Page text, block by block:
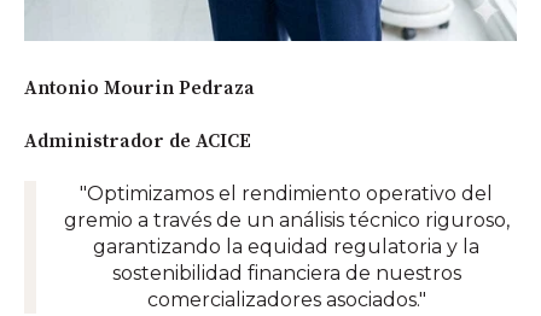
Antonio Mourin Pedraza
Administrador de ACICE
"Optimizamos el rendimiento operativo del
gremio a través de un análisis técnico riguroso,
garantizando la equidad regulatoria y la
sostenibilidad financiera de nuestros
comercializadores asociados."